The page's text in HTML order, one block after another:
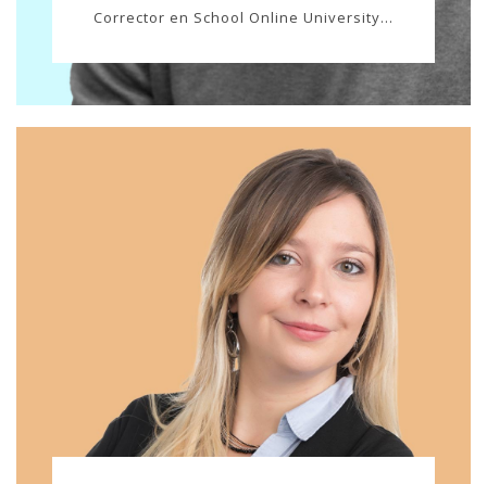
Corrector en School Online University...